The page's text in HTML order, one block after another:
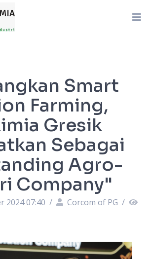
Smart
Farming,
Gresik
Sebagai
Agro-
Company"
2024 07:40 / Corcom of PG /